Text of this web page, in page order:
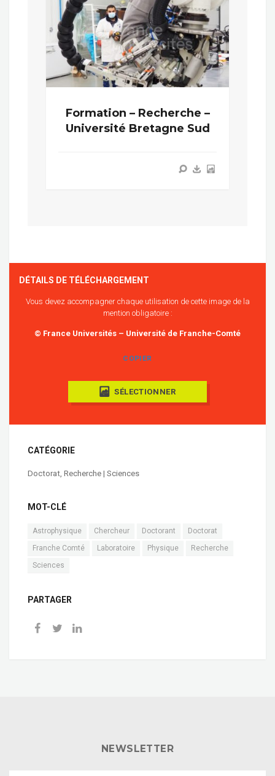
Formation – Recherche –
Université Bretagne Sud
DÉTAILS DE TÉLÉCHARGEMENT
Vous devez accompagner chaque utilisation de cette image de la
mention obligatoire :
© France Universités – Université de Franche-Comté
COPIER
SÉLECTIONNER
CATÉGORIE
Doctorat, Recherche | Sciences
MOT-CLÉ
Astrophysique Chercheur Doctorant
Doctorat
Franche Comté
Laboratoire Physique
Recherche
Sciences
PARTAGER
NEWSLETTER